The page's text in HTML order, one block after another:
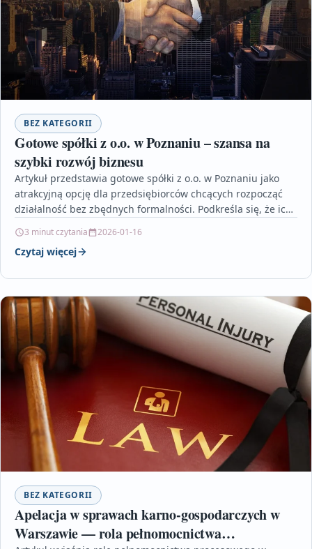
BEZ KATEGORII
Gotowe spółki z o.o. w Poznaniu – szansa na
szybki rozwój biznesu
Artykuł przedstawia gotowe spółki z o.o. w Poznaniu jako
atrakcyjną opcję dla przedsiębiorców chcących rozpocząć
działalność bez zbędnych formalności. Podkreśla się, że ich
3 minut czytania 2026-01-16
Czytaj więcej
BEZ KATEGORII
Apelacja w sprawach karno‑gospodarczych w
Warszawie — rola pełnomocnictwa